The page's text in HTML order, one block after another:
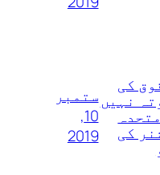
کی
نہیں‌
کی
ستمبر
10,
2019